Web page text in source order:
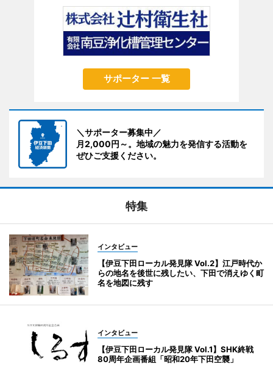
サポーター 一覧
＼サポーター募集中／
月2,000円～。地域の魅力を発信する活動を
ぜひご支援ください。
特集
インタビュー
【伊豆下田ローカル発見隊 Vol.2】江戸時代か
らの地名を後世に残したい、下田で消えゆく町
名を地図に残す
インタビュー
【伊豆下田ローカル発見隊 Vol.1】SHK終戦
80周年企画番組「昭和20年下田空襲」